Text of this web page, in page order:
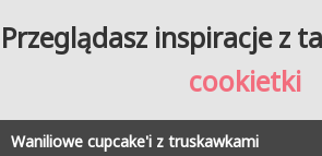
Przeglądasz inspiracje z
cookietki
Waniliowe cupcake'i z truskawkami